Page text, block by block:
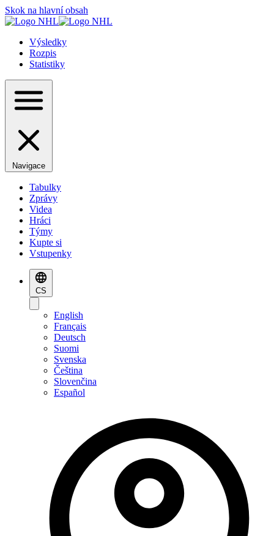
Skok na hlavní obsah
Výsledky
Rozpis
Statistiky
Navigace
Tabulky
Zprávy
Videa
Hráci
Týmy
Kupte si
Vstupenky
CS
English
Français
Deutsch
Suomi
Svenska
Čeština
Slovenčina
Español